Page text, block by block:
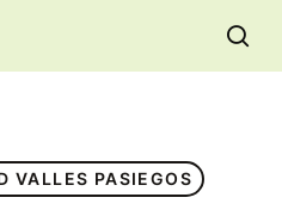
VALLES PASIEGOS